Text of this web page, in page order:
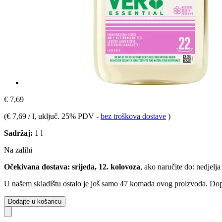
€ 7,69
(€ 7,69 / l, uključ. 25% PDV - bez troškova dostave )
Sadržaj: 1 l
Na zalihi
Očekivana dostava: srijeda, 12. kolovoza, ako naručite do:
U našem skladištu ostalo je još samo 47 komada ovog proizvoda.
Dodajte u košaricu